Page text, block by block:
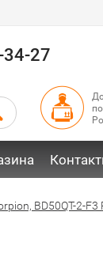
27
BD50QT-2-